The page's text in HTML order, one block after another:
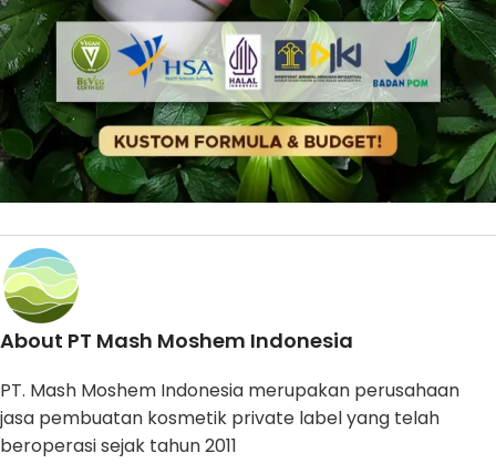
About PT Mash Moshem Indonesia
PT. Mash Moshem Indonesia merupakan perusahaan
jasa pembuatan kosmetik private label yang telah
beroperasi sejak tahun 2011